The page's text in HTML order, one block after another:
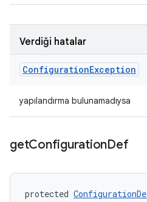
Verdiği hatalar
ConfigurationException
yapılandırma bulunamadıysa
getConfigurationDef
protected